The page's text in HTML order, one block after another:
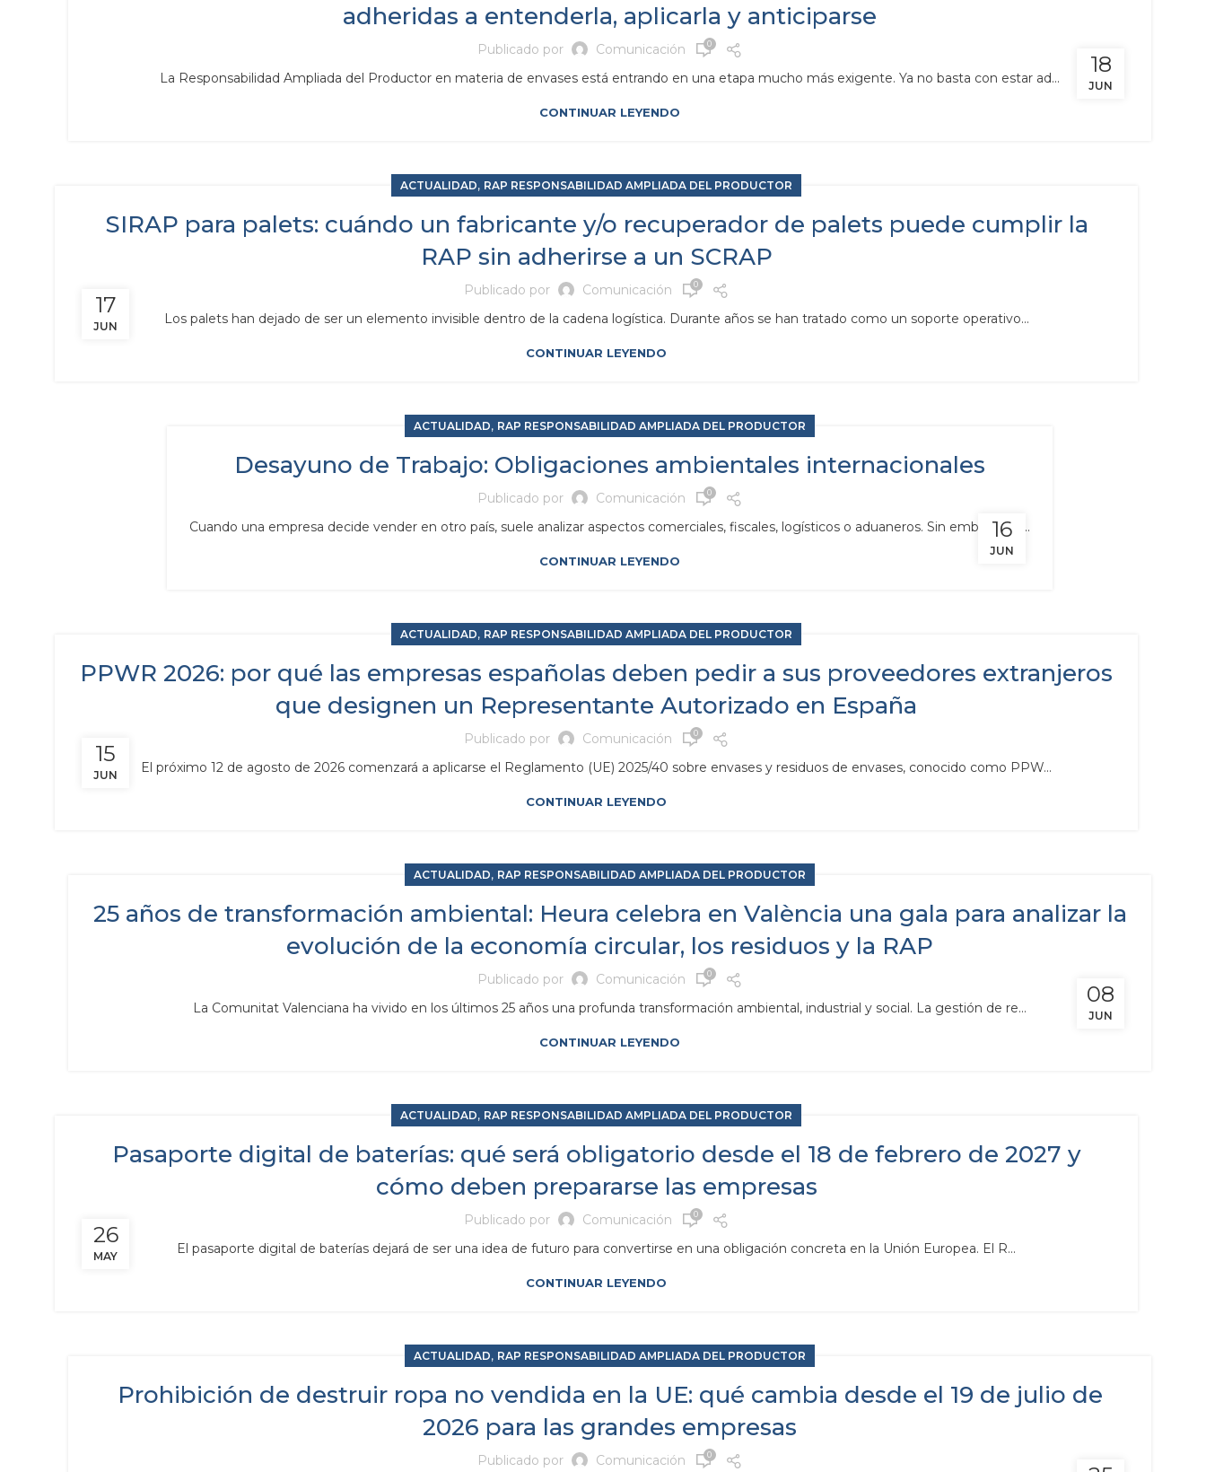
18
JUN
adheridas a entenderla, aplicarla y anticiparse
Publicado por Comunicación 0
La Responsabilidad Ampliada del Productor en materia de envases está entrando en una etapa mucho más exigente. Ya no basta con estar ad...
CONTINUAR LEYENDO
17
JUN
ACTUALIDAD, RAP RESPONSABILIDAD AMPLIADA DEL PRODUCTOR
SIRAP para palets: cuándo un fabricante y/o recuperador de palets puede cumplir la
RAP sin adherirse a un SCRAP
Publicado por Comunicación 0
Los palets han dejado de ser un elemento invisible dentro de la cadena logística. Durante años se han tratado como un soporte operativo...
CONTINUAR LEYENDO
16
JUN
ACTUALIDAD, RAP RESPONSABILIDAD AMPLIADA DEL PRODUCTOR
Desayuno de Trabajo: Obligaciones ambientales internacionales
Publicado por Comunicación 0
Cuando una empresa decide vender en otro país, suele analizar aspectos comerciales, fiscales, logísticos o aduaneros. Sin embargo, e...
CONTINUAR LEYENDO
15
JUN
ACTUALIDAD, RAP RESPONSABILIDAD AMPLIADA DEL PRODUCTOR
PPWR 2026: por qué las empresas españolas deben pedir a sus proveedores extranjeros
que designen un Representante Autorizado en España
Publicado por Comunicación 0
El próximo 12 de agosto de 2026 comenzará a aplicarse el Reglamento (UE) 2025/40 sobre envases y residuos de envases, conocido como PPW...
CONTINUAR LEYENDO
08
JUN
ACTUALIDAD, RAP RESPONSABILIDAD AMPLIADA DEL PRODUCTOR
25 años de transformación ambiental: Heura celebra en València una gala para analizar la
evolución de la economía circular, los residuos y la RAP
Publicado por Comunicación 0
La Comunitat Valenciana ha vivido en los últimos 25 años una profunda transformación ambiental, industrial y social. La gestión de re...
CONTINUAR LEYENDO
26
MAY
ACTUALIDAD, RAP RESPONSABILIDAD AMPLIADA DEL PRODUCTOR
Pasaporte digital de baterías: qué será obligatorio desde el 18 de febrero de 2027 y
cómo deben prepararse las empresas
Publicado por Comunicación 0
El pasaporte digital de baterías dejará de ser una idea de futuro para convertirse en una obligación concreta en la Unión Europea. El R...
CONTINUAR LEYENDO
ACTUALIDAD, RAP RESPONSABILIDAD AMPLIADA DEL PRODUCTOR
Prohibición de destruir ropa no vendida en la UE: qué cambia desde el 19 de julio de
2026 para las grandes empresas
Publicado por Comunicación 0